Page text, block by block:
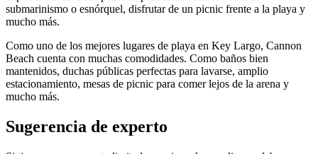
submarinismo o esnórquel, disfrutar de un picnic frente a la playa y
mucho más.
Como uno de los mejores lugares de playa en Key Largo, Cannon
Beach cuenta con muchas comodidades. Como baños bien
mantenidos, duchas públicas perfectas para lavarse, amplio
estacionamiento, mesas de picnic para comer lejos de la arena y
mucho más.
Sugerencia de experto